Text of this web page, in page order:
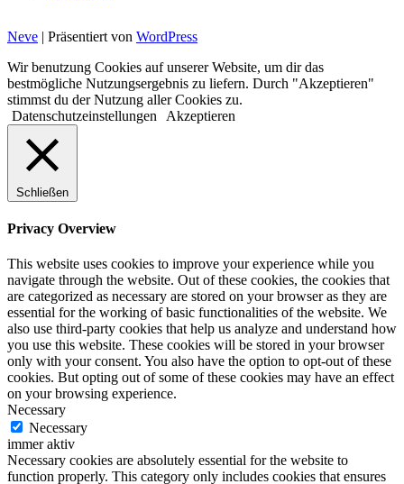
Neve | Präsentiert von WordPress
Wir benutzung Cookies auf unserer Website, um dir das
bestmögliche Nutzungsergebnis zu liefern. Durch "Akzeptieren"
stimmst du der Nutzung aller Cookies zu.
Datenschutzeinstellungen
Akzeptieren
Schließen
Privacy Overview
This website uses cookies to improve your experience while you
navigate through the website. Out of these cookies, the cookies that
are categorized as necessary are stored on your browser as they are
essential for the working of basic functionalities of the website. We
also use third-party cookies that help us analyze and understand how
you use this website. These cookies will be stored in your browser
only with your consent. You also have the option to opt-out of these
cookies. But opting out of some of these cookies may have an effect
on your browsing experience.
Necessary
Necessary
immer aktiv
Necessary cookies are absolutely essential for the website to
function properly. This category only includes cookies that ensures